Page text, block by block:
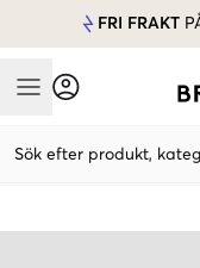
FRI FRAKT
Mobile Menu
Sök efter produkt,